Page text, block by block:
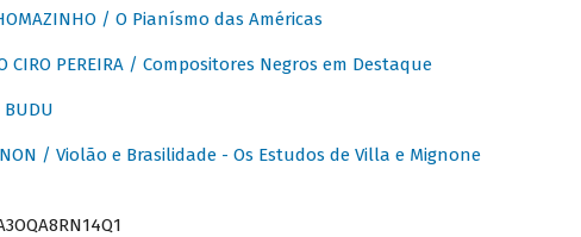
/ O Pianísmo das Américas
CIRO PEREIRA / Compositores Negros em Destaque
BUDU
/ Violão e Brasilidade - Os Estudos de Villa e Mignone